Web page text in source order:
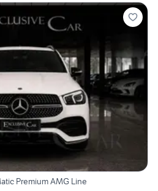
Premium AMG Line